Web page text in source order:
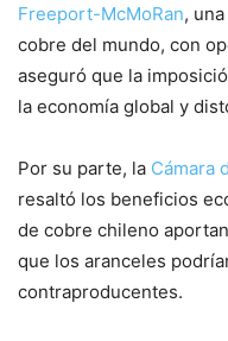
Freeport-McMoRan,
cobre del mundo, con
aseguró que la
la economía global y
Por su parte, la Cámara
resaltó los beneficios
de cobre chileno
que los aranceles
contraproducentes.